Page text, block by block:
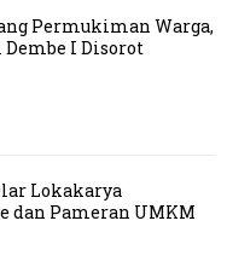
Permukiman Warga,
Dembe I Disorot
Lokakarya
dan Pameran UMKM